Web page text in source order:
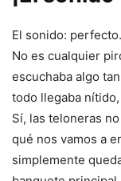
El sonido: perfecto.
No es cualquier
escuchaba algo
todo llegaba
Sí, las teloneras
qué nos vamos a
simplemente